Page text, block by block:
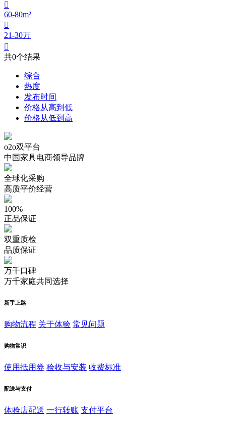

60-80m²

21-30万

共0个结果
综合
热度
发布时间
价格从高到低
价格从低到高
o2o双平台
中国家具电商领导品牌
全球化采购
高质平价经营
100%
正品保证
双重质检
品质保证
万千口碑
万千家庭共同选择
新手上路
购物流程 关于体验 常见问题
购物常识
使用抵用券 验收与安装 收费标准
配送与支付
体验店配送 一行转账 支付平台